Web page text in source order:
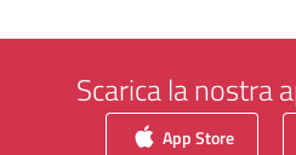
Scarica la nostra
App Store